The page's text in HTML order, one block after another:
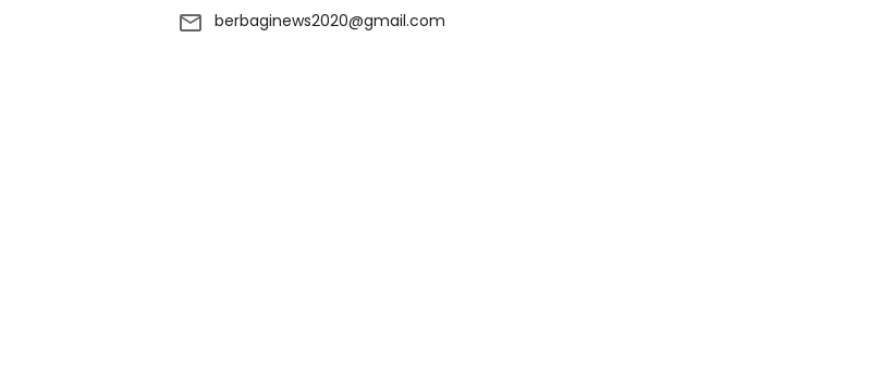
berbaginews2020@gmail.com